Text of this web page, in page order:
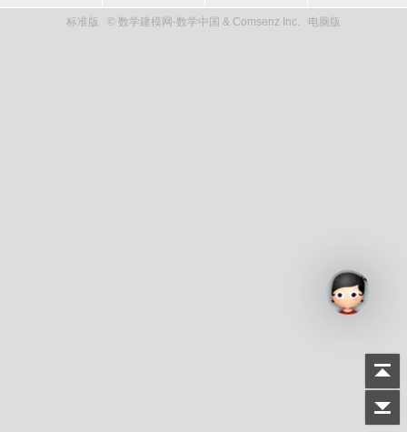
标准版 © 数学建模网-数学中国 & Comsenz Inc. 电脑版